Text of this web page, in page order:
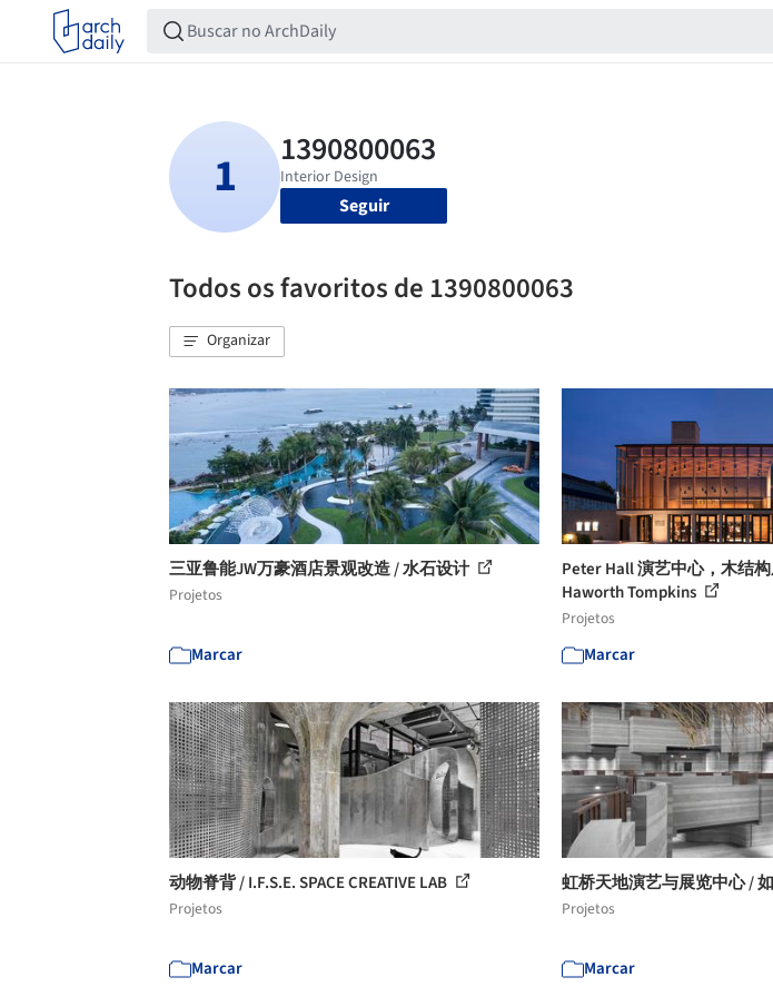
Seguir
Todos os favoritos de 1390800063
Organizar
三亚鲁能JW万豪酒店景观改造 / 水石设计
Projetos
Marcar
Peter Hall 演艺中心，木结
Haworth Tompkins
Projetos
Marcar
动物脊背 / I.F.S.E. SPACE CREATIVE LAB
Projetos
Marcar
虹桥天地演艺与展览中心 /
Projetos
Marcar